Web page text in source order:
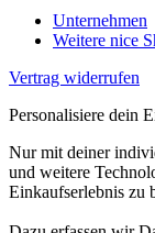
Unternehmen
Weitere nice
Vertrag widerrufen
Personalisiere dein
Nur mit deiner
und weitere
Einkaufserlebnis zu